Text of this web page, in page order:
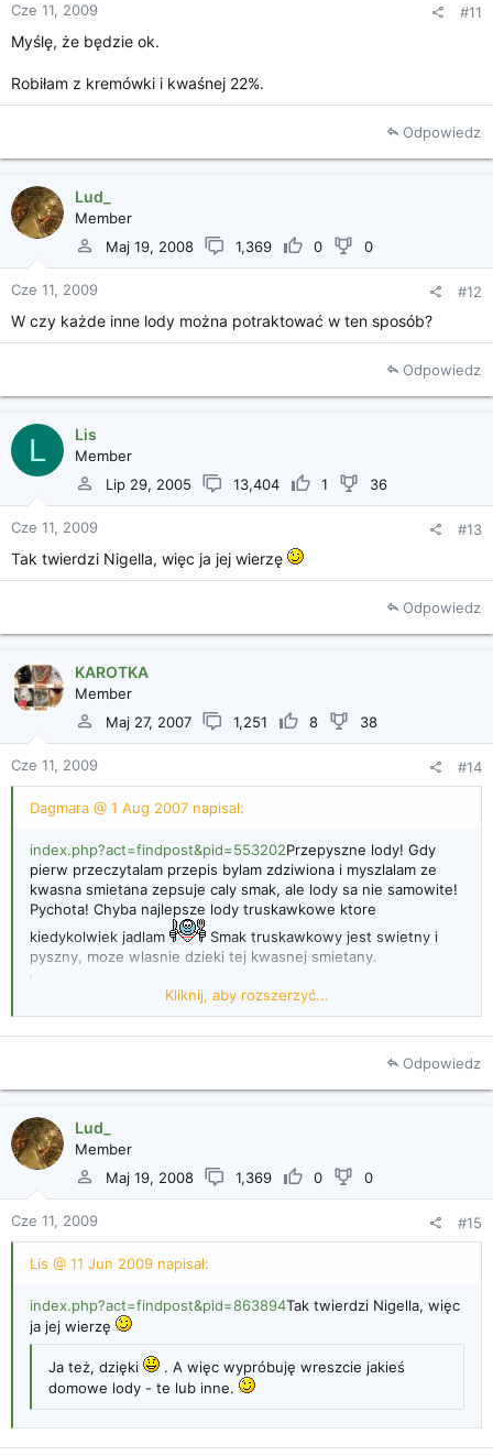
Cze 11, 2009 #11
Myślę, że będzie ok.
Robiłam z kremówki i kwaśnej 22%.
Odpowiedz
Lud_
Member
Maj 19, 2008
1,369 0 0
Cze 11, 2009 #12
W czy każde inne lody można potraktować w ten sposób?
Odpowiedz
L Lis
Member
Lip 29, 2005
13,404 1 36
Cze 11, 2009 #13
Tak twierdzi Nigella, więc ja jej wierzę
Odpowiedz
KAROTKA
Member
Maj 27, 2007
1,251 8 38
Cze 11, 2009 #14
Dagmara @ 1 Aug 2007 napisał:
index.php?act=findpost&pid=553202Przepyszne lody! Gdy
pierw przeczytalam przepis bylam zdziwiona i myszlalam ze
kwasna smietana zepsuje caly smak, ale lody sa nie samowite!
Pychota! Chyba najlepsze lody truskawkowe ktore
kiedykolwiek jadlam
Smak truskawkowy jest swietny i
pyszny, moze wlasnie dzieki tej kwasnej smietany.
Swoje lody truskawkowe robię z podobnych składników -
myślę, ze w tym przypadku kwaśna śmietana podkreśla
smak truskawek. W kupnych litrowych lodach (zwłaszcza
jedynie barwniki i substancje aromatyczne.
Takie z prawdziwych owoców są zupełnie inne, lepsze i
naprawdę chętnie je robię - zwłaszcza w sezonie, ale też
zimą, z mrożonego musu truskawkowego.
Kliknij, aby rozszerzyć...
Odpowiedz
Lud_
Member
Maj 19, 2008
1,369 0 0
Cze 11, 2009 #15
Lis @ 11 Jun 2009 napisał:
index.php?act=findpost&pid=863894Tak twierdzi Nigella, więc
ja jej wierzę
Ja też, dzięki
. A więc wypróbuję wreszcie jakieś
domowe lody - te lub inne.